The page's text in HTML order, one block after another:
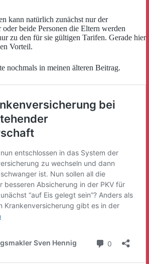
kann natürlich zunächst nur der
beide Personen die Eltern werden
zu den für sie gültigen Tarifen. Gerade hier
Vorteil.
nochmals in meinen älteren Beitrag.